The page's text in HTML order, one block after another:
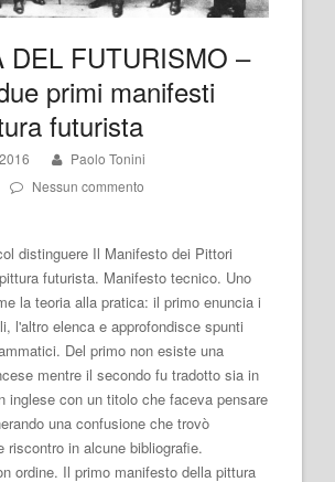
DEL FUTURISMO –
primi manifesti
futurista
Paolo Tonini
Nessun commento
distinguere Il Manifesto dei Pittori
futurista. Manifesto tecnico. Uno
la teoria alla pratica: il primo enuncia i
l'altro elenca e approfondisce spunti
Del primo non esiste una
mentre il secondo fu tradotto sia in
inglese con un titolo che faceva pensare
una confusione che trovò
riscontro in alcune bibliografie.
ordine. Il primo manifesto della pittura